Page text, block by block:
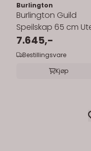
Burlington
Burlington Guild
Speilskap 65 cm
Belysning
7.645,-
Bestillingsvare
Kjøp